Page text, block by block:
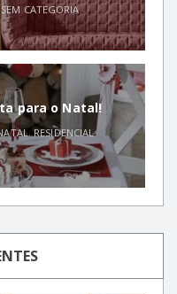
SEM CATEGORIA
para o Natal!
,RESIDENCIAL